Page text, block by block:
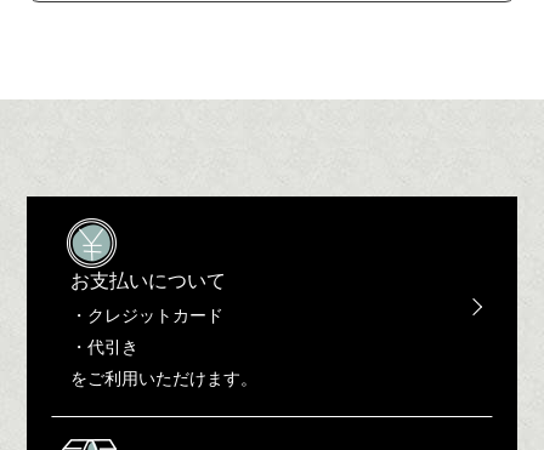
お支払いについて
・クレジットカード
・代引き
をご利用いただけます。